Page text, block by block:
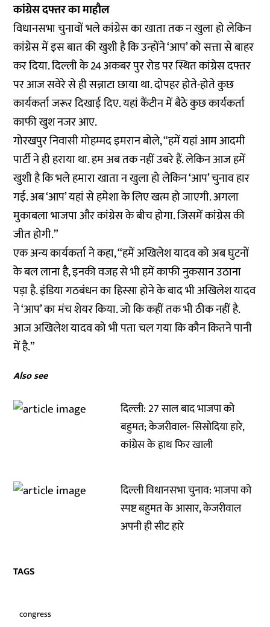
कांग्रेस दफ्तर का माहौल
विधानसभा चुनावों भले कांग्रेस का खाता तक न खुला हो लेकिन
कांग्रेस में इस बात की खुशी है कि उन्होंने ‘आप’ को सत्ता से बाहर
कर दिया. दिल्ली के 24 अकबर पुर रोड पर स्थित कांग्रेस दफ्तर
पर आज सवेरे से ही सन्नाटा छाया था. दोपहर होते-होते कुछ
कार्यकर्ता जरूर दिखाई दिए. यहां कैंटीन में बैठे कुछ कार्यकर्ता
काफी खुश नजर आए.
गोरखपुर निवासी मोहम्मद इमरान बोले, “हमें यहां आम आदमी
पार्टी ने ही हराया था. हम अब तक नहीं उबरे हैं. लेकिन आज हमें
खुशी है कि भले हमारा खाता न खुला हो लेकिन ‘आप’ चुनाव हार
गई. अब ‘आप’ यहां से हमेशा के लिए खत्म हो जाएगी. अगला
मुकाबला भाजपा और कांग्रेस के बीच होगा. जिसमें कांग्रेस की
जीत होगी.”
एक अन्य कार्यकर्ता ने कहा, “हमें अखिलेश यादव को अब घुटनों
के बल लाना है, इनकी वजह से भी हमें काफी नुकसान उठाना
पड़ा है. इंडिया गठबंधन का हिस्सा होने के बाद भी अखिलेश यादव
ने ‘आप’ का मंच शेयर किया. जो कि कहीं तक भी ठीक नहीं है.
आज अखिलेश यादव को भी पता चल गया कि कौन कितने पानी
में है.”
Also see
दिल्ली: 27 साल बाद भाजपा को
बहुमत; केजरीवाल- सिसोदिया हारे,
कांग्रेस के हाथ फिर खाली
दिल्ली विधानसभा चुनाव: भाजपा को
स्पष्ट बहुमत के आसार, केजरीवाल
अपनी ही सीट हारे
TAGS
congress